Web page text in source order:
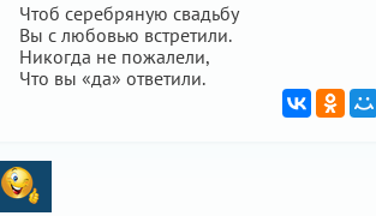
Чтоб серебряную свадьбу
Вы с любовью встретили.
Никогда не пожалели,
Что вы «да» ответили.